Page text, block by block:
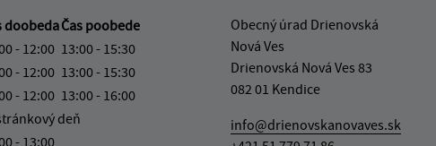
doobedaČas poobede
- 12:00 13:00 - 15:30
- 12:00 13:00 - 15:30
- 12:00 13:00 - 16:00
deň
- 13:00
Obecný úrad Drienovská
Nová Ves
Drienovská Nová Ves 83
082 01 Kendice
info@drienovskanovaves.sk